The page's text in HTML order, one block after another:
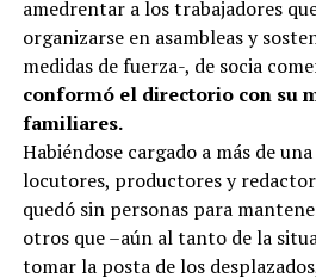
amedrentar a los trabajadores
organizarse en asambleas y
medidas de fuerza-, de socia
conformó el directorio con su
familiares.
Habiéndose cargado a más de
locutores, productores y
quedó sin personas para
otros que –aún al tanto de la
tomar la posta de los